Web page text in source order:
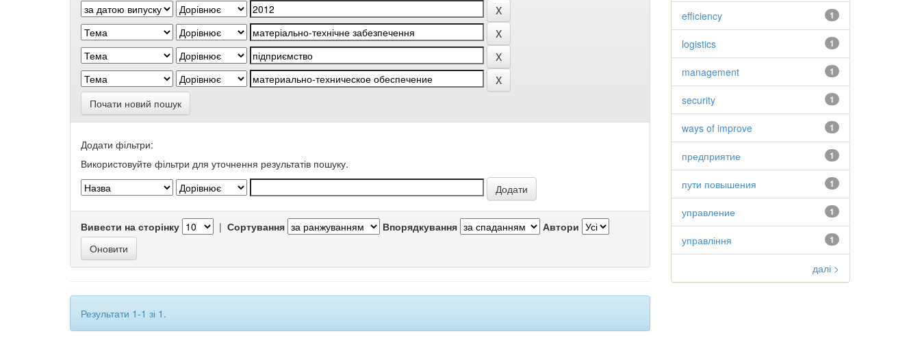
Почати новий пошук
Додати фільтри:
Використовуйте фільтри для уточнення результатів пошуку.
Вивести на сторінку | Сортування Впорядкування Автори
Результати 1-1 зі 1.
1
efficiency
1
logistics
1
management
1
security
1
ways of improve
1
предприятие
1
пути повышения
1
управление
1
управління
далі >